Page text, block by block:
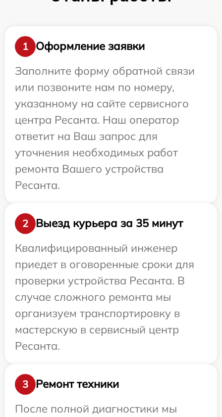
1
Оформление заявки
Заполните форму обратной связи
или позвоните нам по номеру,
указанному на сайте сервисного
центра Ресанта. Наш оператор
ответит на Ваш запрос для
уточнения необходимых работ
ремонта Вашего устройства
Ресанта.
2
Выезд курьера за 35 минут
Квалифицированный инженер
приедет в оговоренные сроки для
проверки устройства Ресанта. В
случае сложного ремонта мы
организуем транспортировку в
мастерскую в сервисный центр
Ресанта.
3
Ремонт техники
После полной диагностики мы